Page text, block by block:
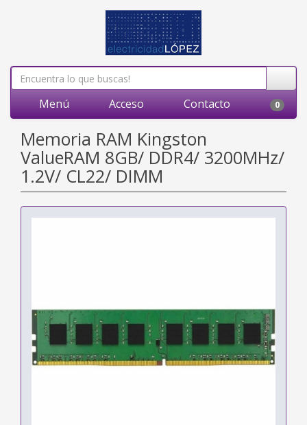
Menú Acceso Contacto 0
Memoria RAM Kingston
ValueRAM 8GB/ DDR4/ 3200MHz/
1.2V/ CL22/ DIMM